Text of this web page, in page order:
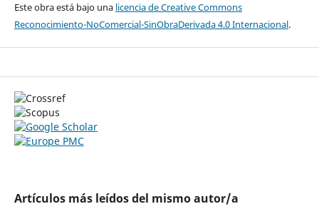
Este obra está bajo una licencia de Creative Commons
Reconocimiento-NoComercial-SinObraDerivada 4.0 Internacional.
Artículos más leídos del mismo autor/a